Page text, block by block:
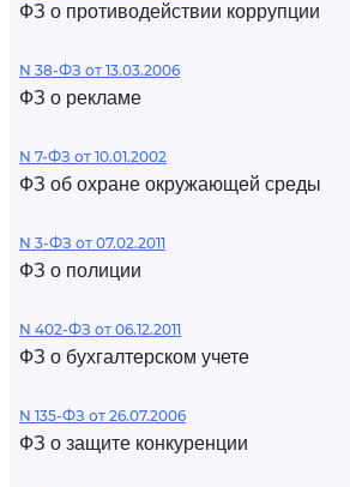
ФЗ о противодействии коррупции
N 38-ФЗ от 13.03.2006
ФЗ о рекламе
N 7-ФЗ от 10.01.2002
ФЗ об охране окружающей среды
N 3-ФЗ от 07.02.2011
ФЗ о полиции
N 402-ФЗ от 06.12.2011
ФЗ о бухгалтерском учете
N 135-ФЗ от 26.07.2006
ФЗ о защите конкуренции